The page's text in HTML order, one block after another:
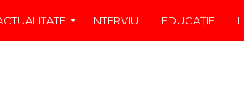
INTERVIU EDUCAŢIE